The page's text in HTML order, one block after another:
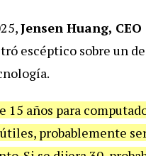
Jensen Huang, CEO
escéptico sobre un
15 años para
probablemente